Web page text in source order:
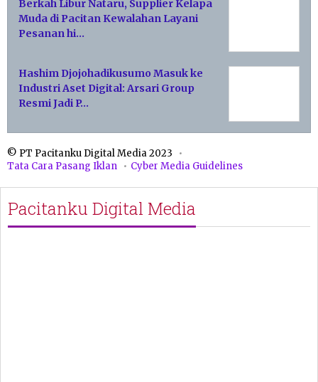
Berkah Libur Nataru, Supplier Kelapa
Muda di Pacitan Kewalahan Layani
Pesanan hi…
Hashim Djojohadikusumo Masuk ke
Industri Aset Digital: Arsari Group
Resmi Jadi P…
© PT Pacitanku Digital Media 2023
Tata Cara Pasang Iklan
Cyber Media Guidelines
Pacitanku Digital Media